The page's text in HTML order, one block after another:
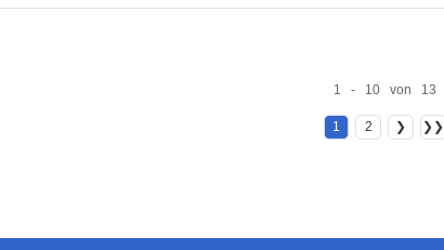
1 - 10 von 13
1 2 ❯ ❯❯